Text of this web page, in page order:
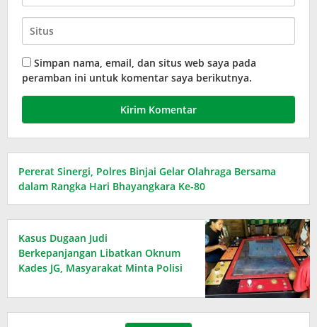
Simpan nama, email, dan situs web saya pada
peramban ini untuk komentar saya berikutnya.
Pererat Sinergi, Polres Binjai Gelar Olahraga Bersama
dalam Rangka Hari Bhayangkara Ke-80
Kasus Dugaan Judi
Berkepanjangan Libatkan Oknum
Kades JG, Masyarakat Minta Polisi